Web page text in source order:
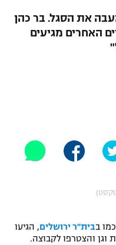
את הסגל. בר כהן
האחרים מגיעים
בבית"ר ירושלים, הגיעו
וגן והצטרפו לקבוצה.